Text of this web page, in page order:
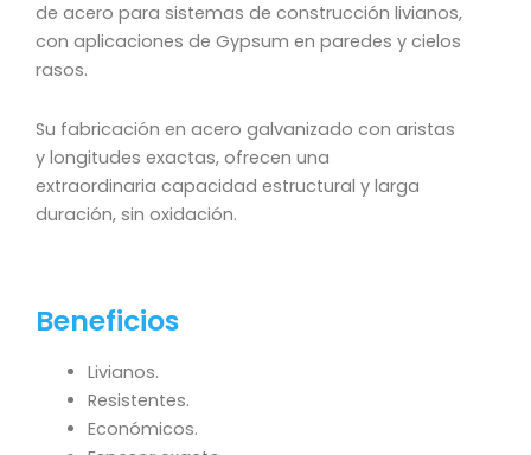
de acero para sistemas de construcción livianos,
con aplicaciones de Gypsum en paredes y cielos
rasos.
Su fabricación en acero galvanizado con aristas
y longitudes exactas, ofrecen una
extraordinaria capacidad estructural y larga
duración, sin oxidación.
Beneficios
Livianos.
Resistentes.
Económicos.